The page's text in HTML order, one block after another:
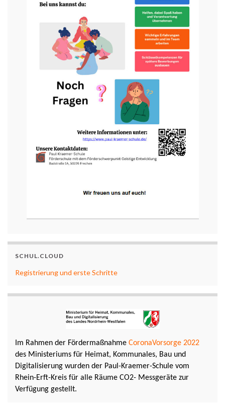
SCHUL.CLOUD
Registrierung und erste Schritte
Im Rahmen der Fördermaßnahme CoronaVorsorge 2022
des Ministeriums für Heimat, Kommunales, Bau und
Digitalisierung wurden der Paul-Kraemer-Schule vom
Rhein-Erft-Kreis für alle Räume CO2- Messgeräte zur
Verfügung gestellt.